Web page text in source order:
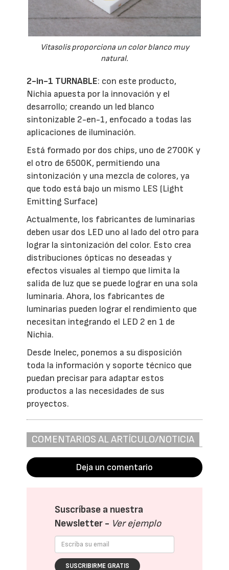
Vitasolis proporciona un color blanco muy
natural.
2-in-1 TURNABLE: con este producto,
Nichia apuesta por la innovación y el
desarrollo; creando un led blanco
sintonizable 2-en-1, enfocado a todas las
aplicaciones de iluminación.
Está formado por dos chips, uno de 2700K y
el otro de 6500K, permitiendo una
sintonización y una mezcla de colores, ya
que todo está bajo un mismo LES (Light
Emitting Surface)
Actualmente, los fabricantes de luminarias
deben usar dos LED uno al lado del otro para
lograr la sintonización del color. Esto crea
distribuciones ópticas no deseadas y
efectos visuales al tiempo que limita la
salida de luz que se puede lograr en una sola
luminaria. Ahora, los fabricantes de
luminarias pueden lograr el rendimiento que
necesitan integrando el LED 2 en 1 de
Nichia.
Desde Inelec, ponemos a su disposición
toda la información y soporte técnico que
puedan precisar para adaptar estos
productos a las necesidades de sus
proyectos.
COMENTARIOS AL ARTÍCULO/NOTICIA
Deja un comentario
Suscríbase a nuestra
Newsletter - Ver ejemplo
SUSCRIBIRME GRATIS